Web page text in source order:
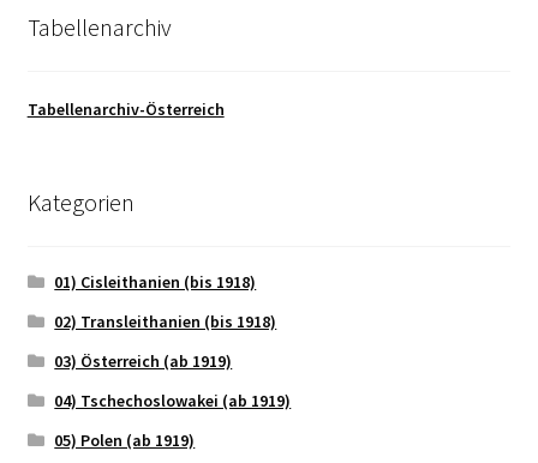
Tabellenarchiv
Tabellenarchiv-Österreich
Kategorien
01) Cisleithanien (bis 1918)
02) Transleithanien (bis 1918)
03) Österreich (ab 1919)
04) Tschechoslowakei (ab 1919)
05) Polen (ab 1919)